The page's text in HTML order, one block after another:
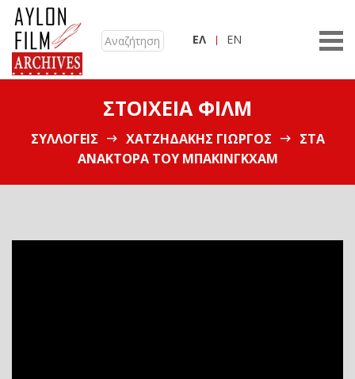
ΕΛ EN
ΣΤΟΙΧΕΊΑ ΦΙΛΜ
ΣΥΛΛΟΓΕΊΣ ΧΑΤΖΗΔΆΚΗΣ ΓΙΏΡΓΟΣ
ΣΤΑ
ΑΝΆΚΤΟΡΑ ΤΟΥ ΜΠΆΚΙΝΓΚΧΑΜ